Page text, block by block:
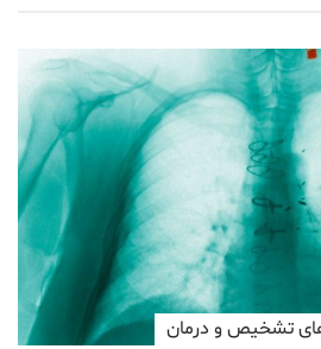
تشخیص و درمان